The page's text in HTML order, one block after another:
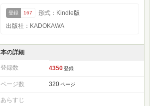
登録 167
形式：Kindle版
出版社：KADOKAWA
本の詳細
登録数 4350 登録
ページ数 320 ページ
あらすじ